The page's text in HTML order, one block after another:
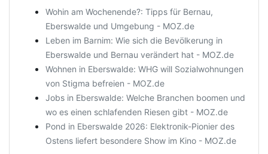
Wohin am Wochenende?: Tipps für Bernau,
Eberswalde und Umgebung - MOZ.de
Leben im Barnim: Wie sich die Bevölkerung in
Eberswalde und Bernau verändert hat - MOZ.de
Wohnen in Eberswalde: WHG will Sozialwohnungen
von Stigma befreien - MOZ.de
Jobs in Eberswalde: Welche Branchen boomen und
wo es einen schlafenden Riesen gibt - MOZ.de
Pond in Eberswalde 2026: Elektronik-Pionier des
Ostens liefert besondere Show im Kino - MOZ.de